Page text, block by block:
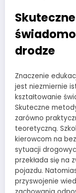
drodze
Znaczenie
jest niezmiernie
kształtowanie
Skuteczne
zarówno
teoretyczną.
kierowcom na
sytuacji
przekłada się na
pojazdu.
przyswojenie